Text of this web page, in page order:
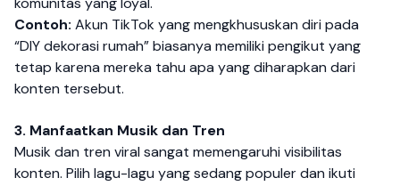
Contoh: Akun TikTok yang mengkhususkan diri pada
“DIY dekorasi rumah” biasanya memiliki pengikut yang
tetap karena mereka tahu apa yang diharapkan dari
konten tersebut.
3. Manfaatkan Musik dan Tren
Musik dan tren viral sangat memengaruhi visibilitas
konten. Pilih lagu-lagu yang sedang populer dan ikuti